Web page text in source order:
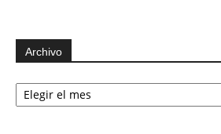
Archivo
Archivo